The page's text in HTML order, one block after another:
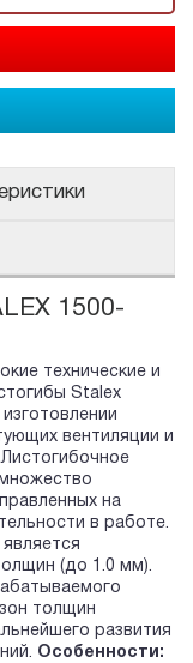
1500-
технические и
Stalex
вентиляции и
на
в работе.
(до 1.0 мм).
толщин
развития
Особенности: